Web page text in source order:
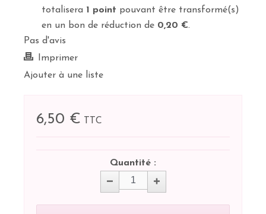
totalisera 1 point pouvant être transformé(s)
en un bon de réduction de 0,20 €.
Pas d'avis
Imprimer
Ajouter à une liste
6,50 € TTC
Quantité :